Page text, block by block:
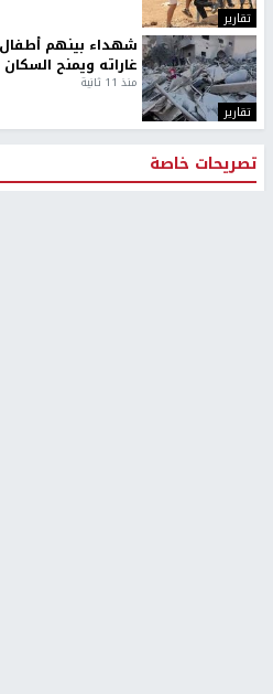
تقارير
تقارير
شهداء بينهم
غاراته ويمنح السكان
منذ 11 ثانية
تصريحات خاصة